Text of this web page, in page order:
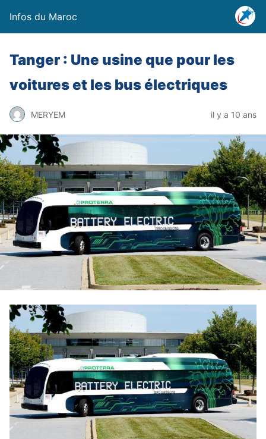
Infos du Maroc
Tanger : Une usine que pour les
voitures et les bus électriques
MERYEM il y a 10 ans